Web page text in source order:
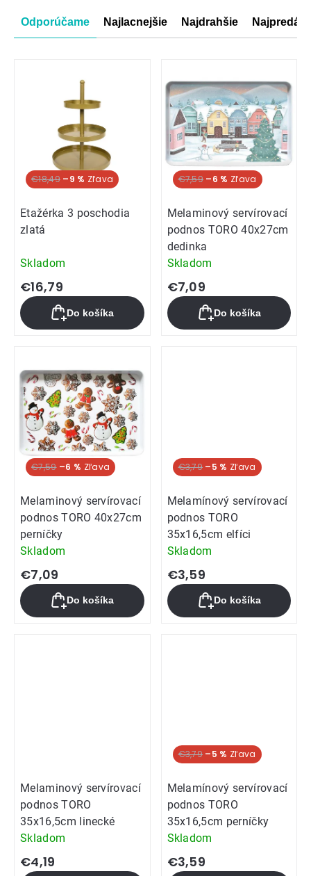
Radenie
produktov
Odporúčame Najlacnejšie Najdrahšie
€18,49 –9 %
Etažérka 3 poschodia
zlatá
Skladom
€16,79
Do košíka
€7,59 –6 %
Melaminový servírovací
podnos TORO 40x27cm
dedinka
Skladom
€7,09
Do košíka
€7,59 –6 %
Melaminový servírovací
podnos TORO 40x27cm
perníčky
Skladom
€7,09
Do košíka
€3,79 –5 %
Melamínový servírovací
podnos TORO
35x16,5cm elfíci
Skladom
€3,59
Do košíka
Melaminový servírovací
podnos TORO
35x16,5cm linecké
Skladom
€4,19
€3,79 –5 %
Melamínový servírovací
podnos TORO
35x16,5cm perníčky
Skladom
€3,59